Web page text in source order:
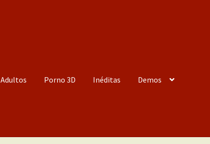
Adultos Porno 3D Inéditas Demos